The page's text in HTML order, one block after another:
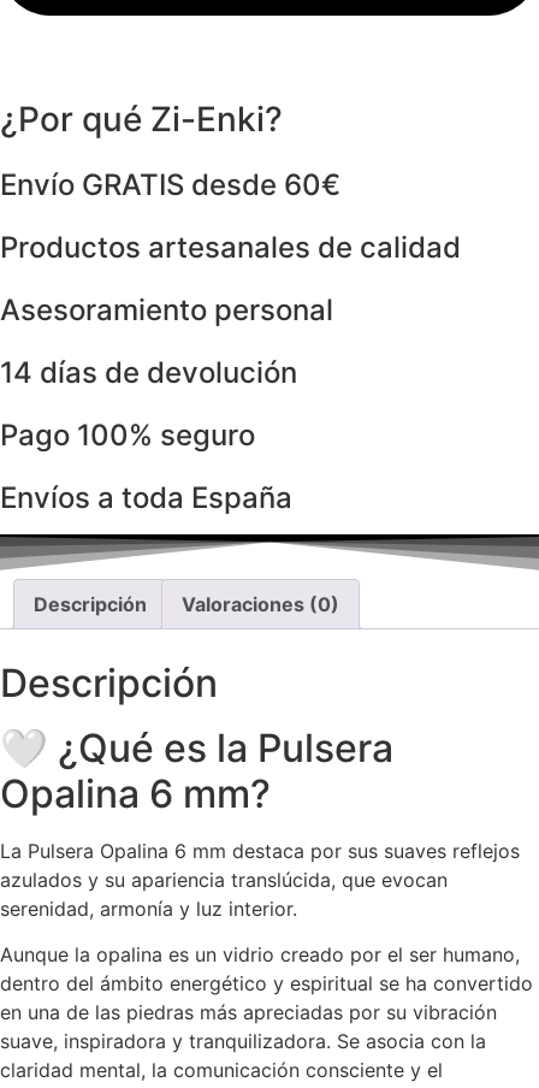
¿Por qué Zi-Enki?
Envío GRATIS desde 60€
Productos artesanales de calidad
Asesoramiento personal
14 días de devolución
Pago 100% seguro
Envíos a toda España
Descripción Valoraciones (0)
Descripción
🤍 ¿Qué es la Pulsera
Opalina 6 mm?
La Pulsera Opalina 6 mm destaca por sus suaves reflejos
azulados y su apariencia translúcida, que evocan
serenidad, armonía y luz interior.
Aunque la opalina es un vidrio creado por el ser humano,
dentro del ámbito energético y espiritual se ha convertido
en una de las piedras más apreciadas por su vibración
suave, inspiradora y tranquilizadora. Se asocia con la
claridad mental, la comunicación consciente y el